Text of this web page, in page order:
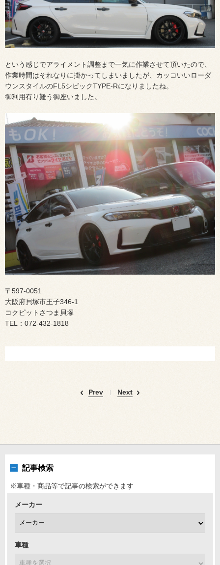
という感じでアライメント調整まで一気に作業させて頂いたので、
作業時間はそれなりに掛かってしまいましたが、カッコいいローダ
ウンスタイルのFL5シビックTYPE-Rになりましたね。
御利用有り難う御座いました。
〒597-0051
大阪府貝塚市王子346-1
コクピットさつま貝塚
TEL：072-432-1818
Prev Next
記事検索
※車種・商品等で記事の検索ができます
メーカー
車種